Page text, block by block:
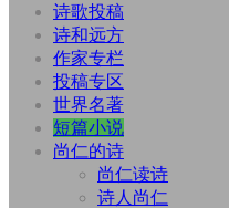
诗歌投稿
诗和远方
作家专栏
投稿专区
世界名著
短篇小说
尚仁的诗
尚仁读诗
诗人尚仁